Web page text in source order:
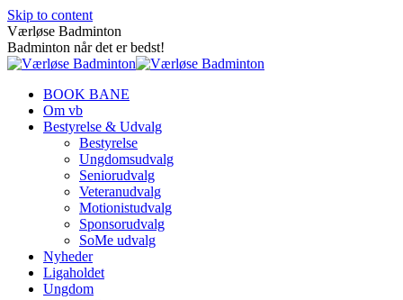
Skip to content
Værløse Badminton
Badminton når det er bedst!
BOOK BANE
Om vb
Bestyrelse & Udvalg
Bestyrelse
Ungdomsudvalg
Seniorudvalg
Veteranudvalg
Motionistudvalg
Sponsorudvalg
SoMe udvalg
Nyheder
Ligaholdet
Ungdom